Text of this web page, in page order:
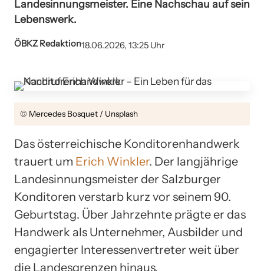
Landesinnungsmeister. Eine Nachschau auf sein
Lebenswerk.
ÖBKZ Redaktion18.06.2026, 13:25 Uhr
© Mercedes Bosquet / Unsplash
Das österreichische Konditorenhandwerk
trauert um Erich Winkler. Der langjährige
Landesinnungsmeister der Salzburger
Konditoren verstarb kurz vor seinem 90.
Geburtstag. Über Jahrzehnte prägte er das
Handwerk als Unternehmer, Ausbilder und
engagierter Interessenvertreter weit über
die Landesgrenzen hinaus.